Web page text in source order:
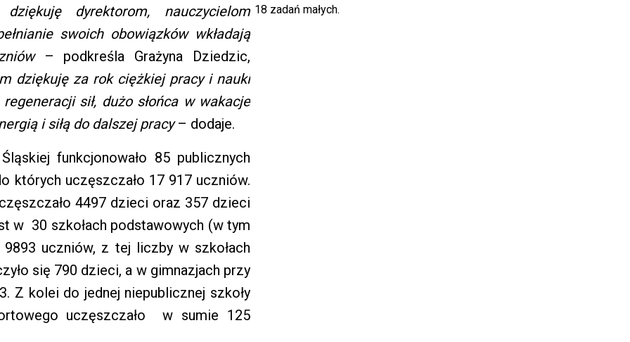
dyrektorom, nauczycielom
swoich obowiązków wkładają
– podkreśla Grażyna Dziedzic,
dziękuję za rok ciężkiej pracy i nauki
sił, dużo słońca w wakacje
i siłą do dalszej pracy– dodaje.
funkcjonowało 85 publicznych
których uczęszczało 17 917 uczniów.
4497 dzieci oraz 357 dzieci
w 30 szkołach podstawowych (w tym
uczniów, z tej liczby w szkołach
się 790 dzieci, a w gimnazjach przy
Z kolei do jednej niepublicznej szkoły
uczęszczało w sumie 125
18 zadań małych.